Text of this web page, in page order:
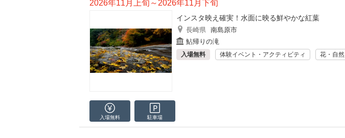
2026年11月上旬～2026年11月下旬
インスタ映え確実！水面に映る鮮やかな紅葉
長崎県 南島原市
鮎帰りの滝
入場無料 体験イベント・アクティビティ 花・自然
入場無料 駐車場